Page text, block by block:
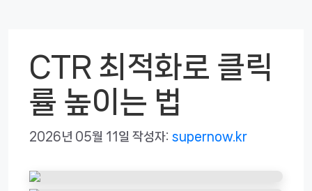
CTR 최적화로 클릭
률 높이는 법
2026년 05월 11일 작성자: supernow.kr